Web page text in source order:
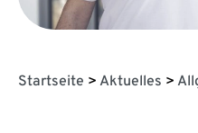
Startseite > Aktuelles >